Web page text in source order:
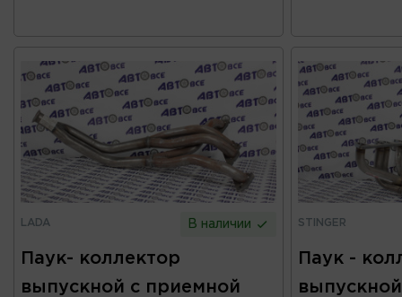
LADA В наличии
Паук- коллектор
выпускной с приемной
STINGER
Паук -